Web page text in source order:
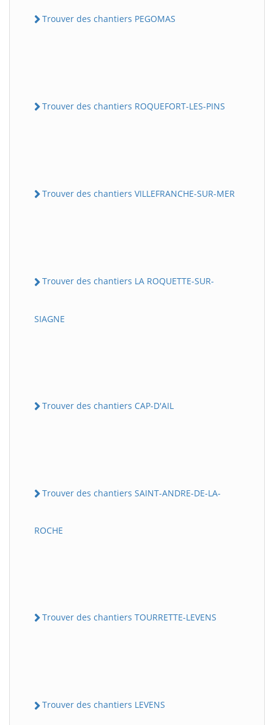
Trouver des chantiers PEGOMAS
Trouver des chantiers ROQUEFORT-LES-PINS
Trouver des chantiers VILLEFRANCHE-SUR-MER
Trouver des chantiers LA ROQUETTE-SUR-
SIAGNE
Trouver des chantiers CAP-D'AIL
Trouver des chantiers SAINT-ANDRE-DE-LA-
ROCHE
Trouver des chantiers TOURRETTE-LEVENS
Trouver des chantiers LEVENS